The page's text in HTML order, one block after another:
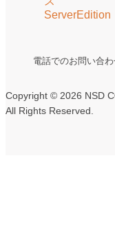
ServerEdition
電話でのお問い合
Copyright © 2026 NSD
All Rights Reserved.